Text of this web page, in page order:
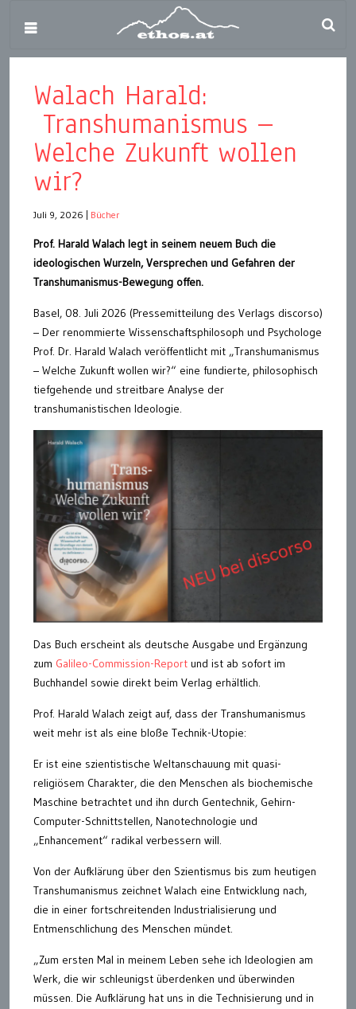
Walach Harald:
Transhumanismus –
Welche Zukunft wollen
wir?
Juli 9, 2026 Bücher
Prof. Harald Walach legt in seinem neuem Buch die
ideologischen Wurzeln, Versprechen und Gefahren der
Transhumanismus-Bewegung offen.
Basel, 08. Juli 2026 (Pressemitteilung des Verlags discorso)
– Der renommierte Wissenschaftsphilosoph und Psychologe
Prof. Dr. Harald Walach veröffentlicht mit „Transhumanismus
– Welche Zukunft wollen wir?“ eine fundierte, philosophisch
tiefgehende und streitbare Analyse der
transhumanistischen Ideologie.
Das Buch erscheint als deutsche Ausgabe und Ergänzung
zum Galileo-Commission-Report und ist ab sofort im
Buchhandel sowie direkt beim Verlag erhältlich.
Prof. Harald Walach zeigt auf, dass der Transhumanismus
weit mehr ist als eine bloße Technik-Utopie:
Er ist eine szientistische Weltanschauung mit quasi-
religiösem Charakter, die den Menschen als biochemische
Maschine betrachtet und ihn durch Gentechnik, Gehirn-
Computer-Schnittstellen, Nanotechnologie und
„Enhancement“ radikal verbessern will.
Von der Aufklärung über den Szientismus bis zum heutigen
Transhumanismus zeichnet Walach eine Entwicklung nach,
die in einer fortschreitenden Industrialisierung und
Entmenschlichung des Menschen mündet.
„Zum ersten Mal in meinem Leben sehe ich Ideologien am
Werk, die wir schleunigst überdenken und überwinden
müssen. Die Aufklärung hat uns in die Technisierung und in